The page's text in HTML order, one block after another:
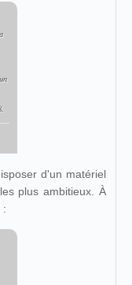
d'un matériel
plus ambitieux. À
: